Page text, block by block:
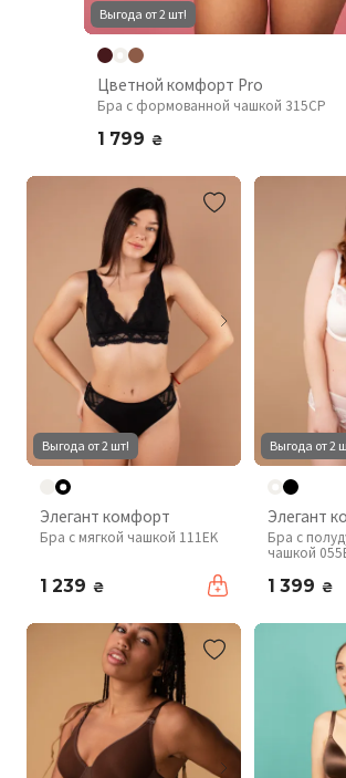
Выгода от 2 шт!
Цветной комфорт Pro
Бра с формованной чашкой 315CP
1 799 ₴
Выгода от 2 шт!
Элегант комфорт
Бра с мягкой чашкой 111EK
1 239 ₴
Выгода от 2
Элегант
Бра с
чашкой
1 399 ₴